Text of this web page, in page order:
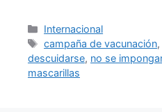
Categorías
Internacional
Etiquetas
campaña de vacunación
descuidarse, no se
mascarillas